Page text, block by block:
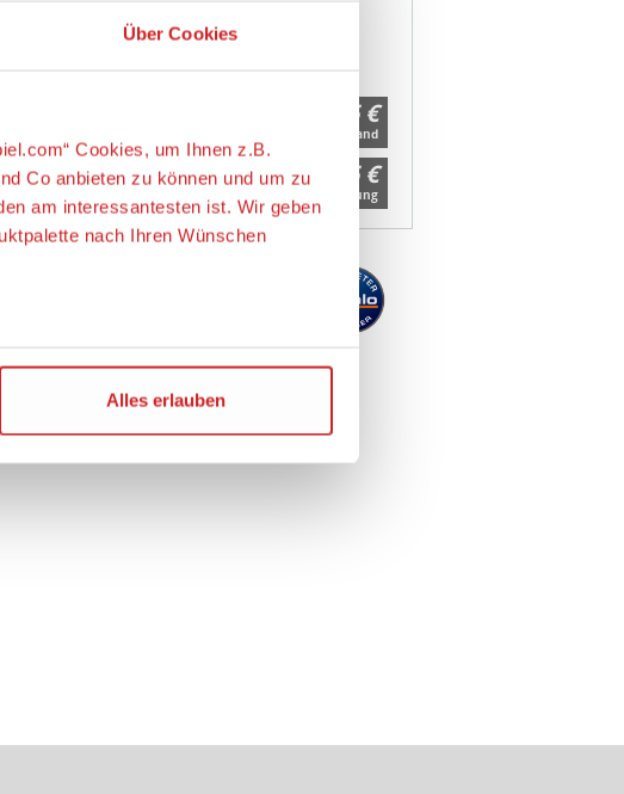
Co anbieten zu können und um zu
am interessantesten ist. Wir geben
nach Ihren Wünschen
in die USA übertragen. Genaueres
einem Angemessenheitsbeschluss
für personenbezogene Daten
Maßnahmen zur
der EU auch bei der
Händlerbewertung
7,95 €
zzgl. 5,99 € Versand
7,95 €
Kostenlose Abholung